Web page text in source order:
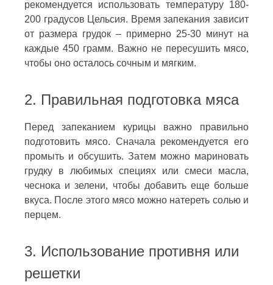
рекомендуется использовать температуру 180-
200 градусов Цельсия. Время запекания зависит
от размера грудок – примерно 25-30 минут на
каждые 450 грамм. Важно не пересушить мясо,
чтобы оно осталось сочным и мягким.
2. Правильная подготовка мяса
Перед запеканием курицы важно правильно
подготовить мясо. Сначала рекомендуется его
промыть и обсушить. Затем можно мариновать
грудку в любимых специях или смеси масла,
чеснока и зелени, чтобы добавить еще больше
вкуса. После этого мясо можно натереть солью и
перцем.
3. Использование противня или
решетки